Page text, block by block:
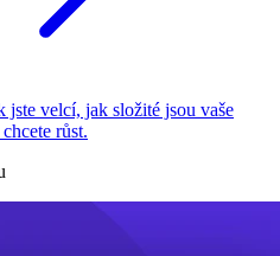
jste velcí, jak složité jsou vaše
růst.